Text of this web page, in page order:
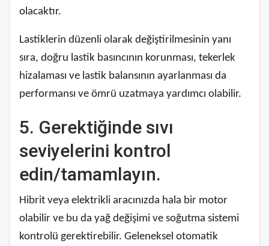
olacaktır.
Lastiklerin düzenli olarak değiştirilmesinin yanı
sıra, doğru lastik basıncının korunması, tekerlek
hizalaması ve lastik balansının ayarlanması da
performansı ve ömrü uzatmaya yardımcı olabilir.
5. Gerektiğinde sıvı
seviyelerini kontrol
edin/tamamlayın.
Hibrit veya elektrikli aracınızda hala bir motor
olabilir ve bu da yağ değişimi ve soğutma sistemi
kontrolü gerektirebilir. Geleneksel otomatik